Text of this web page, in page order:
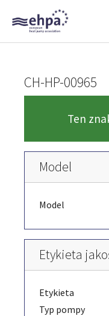
Skip to main navigation
Skip to main content
Skip to page footer
CH-HP-00965
Ten
Model
Model
Etykieta
Etykieta
Typ pompy